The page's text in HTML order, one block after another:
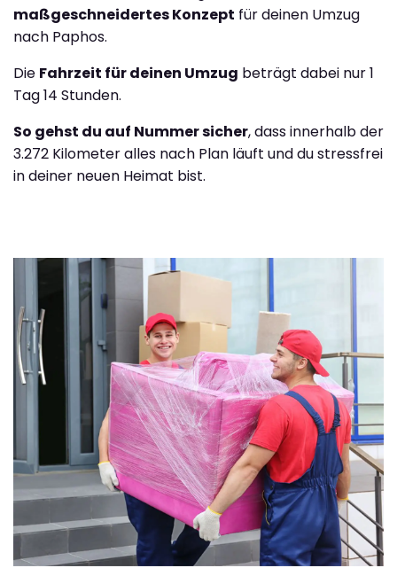
maßgeschneidertes Konzept für deinen Umzug
nach Paphos.
Die Fahrzeit für deinen Umzug beträgt dabei nur 1
Tag 14 Stunden.
So gehst du auf Nummer sicher, dass innerhalb der
3.272 Kilometer alles nach Plan läuft und du stressfrei
in deiner neuen Heimat bist.